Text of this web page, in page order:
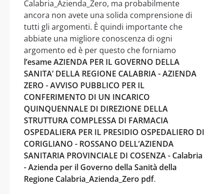
Calabria_Azienda_Zero, ma probabilmente
ancora non avete una solida comprensione di
tutti gli argomenti. È quindi importante che
abbiate una migliore conoscenza di ogni
argomento ed è per questo che forniamo
l’esame AZIENDA PER IL GOVERNO DELLA
SANITA’ DELLA REGIONE CALABRIA - AZIENDA
ZERO - AVVISO PUBBLICO PER IL
CONFERIMENTO DI UN INCARICO
QUINQUENNALE DI DIREZIONE DELLA
STRUTTURA COMPLESSA DI FARMACIA
OSPEDALIERA PER IL PRESIDIO OSPEDALIERO DI
CORIGLIANO - ROSSANO DELL’AZIENDA
SANITARIA PROVINCIALE DI COSENZA - Calabria
- Azienda per il Governo della Sanità della
Regione Calabria_Azienda_Zero pdf.